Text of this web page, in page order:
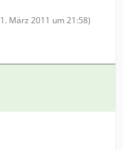
1. März 2011 um 21:58)